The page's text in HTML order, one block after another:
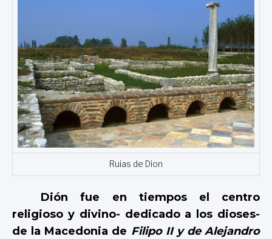
Ruias de Dion
Dión fue en tiempos el centro
religioso y divino- dedicado a los dioses-
de la Macedonia de Filipo II y de Alejandro